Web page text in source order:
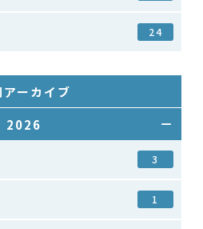
24
アーカイブ
2026
3
1